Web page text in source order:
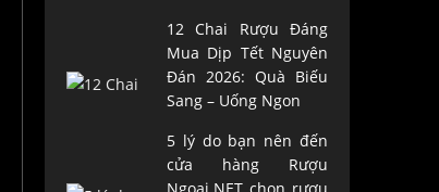
12 Chai Rượu Đáng
Mua Dịp Tết Nguyên
Đán 2026: Quà Biếu
Sang – Uống Ngon
5 lý do bạn nên đến
cửa hàng Rượu